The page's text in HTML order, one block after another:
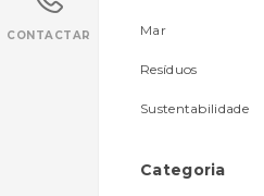
CONTACTAR Mar
Resíduos
Sustentabilidade
Categoria